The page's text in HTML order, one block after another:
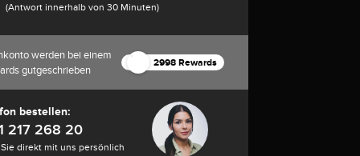
(Antwort innerhalb von 30 Minuten)
werden bei einem
gutgeschrieben
2998 Rewards
bestellen:
217 268 20
direkt mit uns persönlich